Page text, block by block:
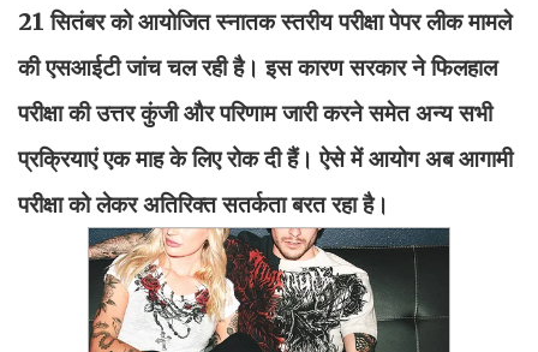
21 सितंबर को आयोजित स्नातक स्तरीय परीक्षा पेपर लीक मामले
की एसआईटी जांच चल रही है। इस कारण सरकार ने फिलहाल
परीक्षा की उत्तर कुंजी और परिणाम जारी करने समेत अन्य सभी
प्रक्रियाएं एक माह के लिए रोक दी हैं। ऐसे में आयोग अब आगामी
परीक्षा को लेकर अतिरिक्त सतर्कता बरत रहा है।